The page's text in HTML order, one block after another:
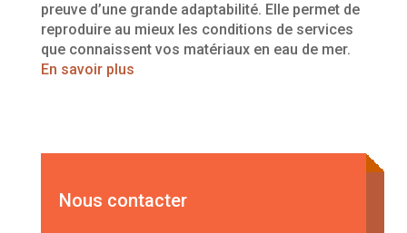
preuve d’une grande adaptabilité. Elle permet de
reproduire au mieux les conditions de services
que connaissent vos matériaux en eau de mer.
En savoir plus
Nous contacter